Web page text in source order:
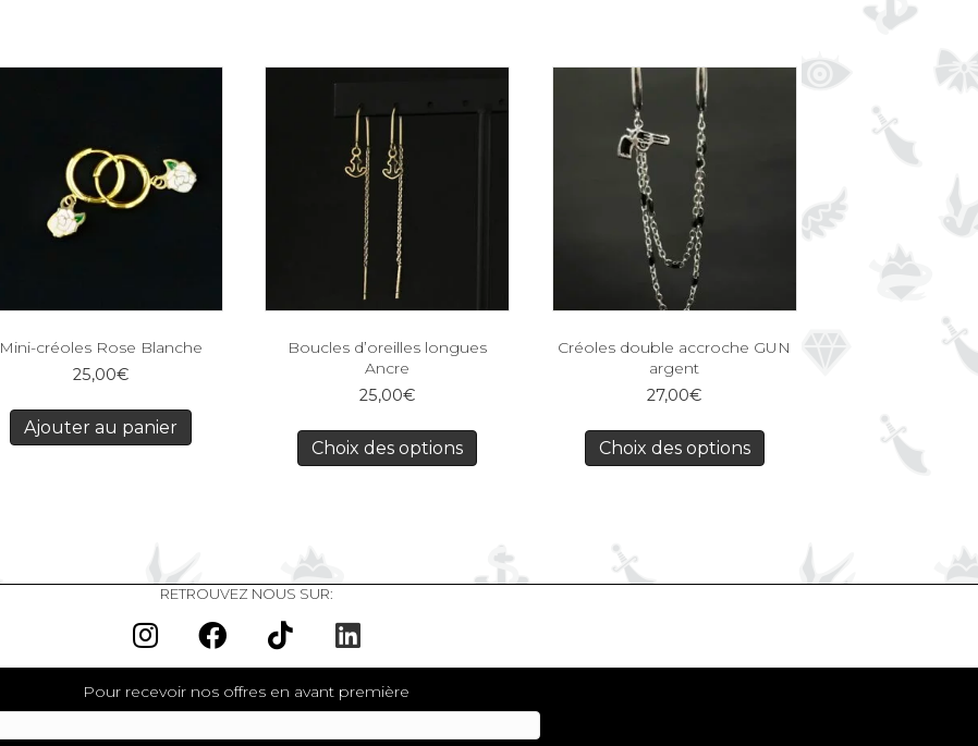
Mini-créoles Rose Blanche
25,00€
Ajouter au panier
Boucles d’oreilles longues
Ancre
25,00€
Choix des options
Créoles double accroche GUN
argent
27,00€
Choix des options
RETROUVEZ NOUS SUR:
Pour recevoir nos offres en avant première